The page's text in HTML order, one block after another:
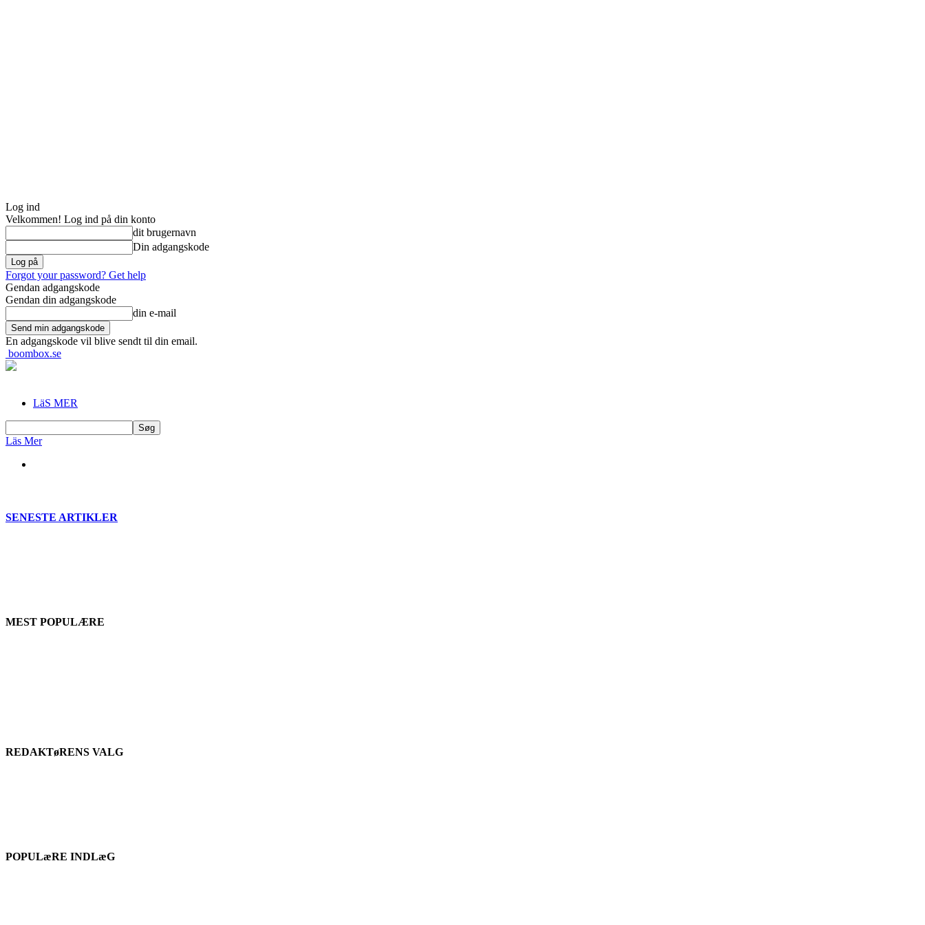
Log ind
Velkommen! Log ind på din konto
dit brugernavn
Din adgangskode
Forgot your password? Get help
Gendan adgangskode
Gendan din adgangskode
din e-mail
En adgangskode vil blive sendt til din email.
boombox.se
LäS MER
Läs Mer
SENESTE ARTIKLER
MEST POPULÆRE
REDAKTøRENS VALG
POPULæRE INDLæG